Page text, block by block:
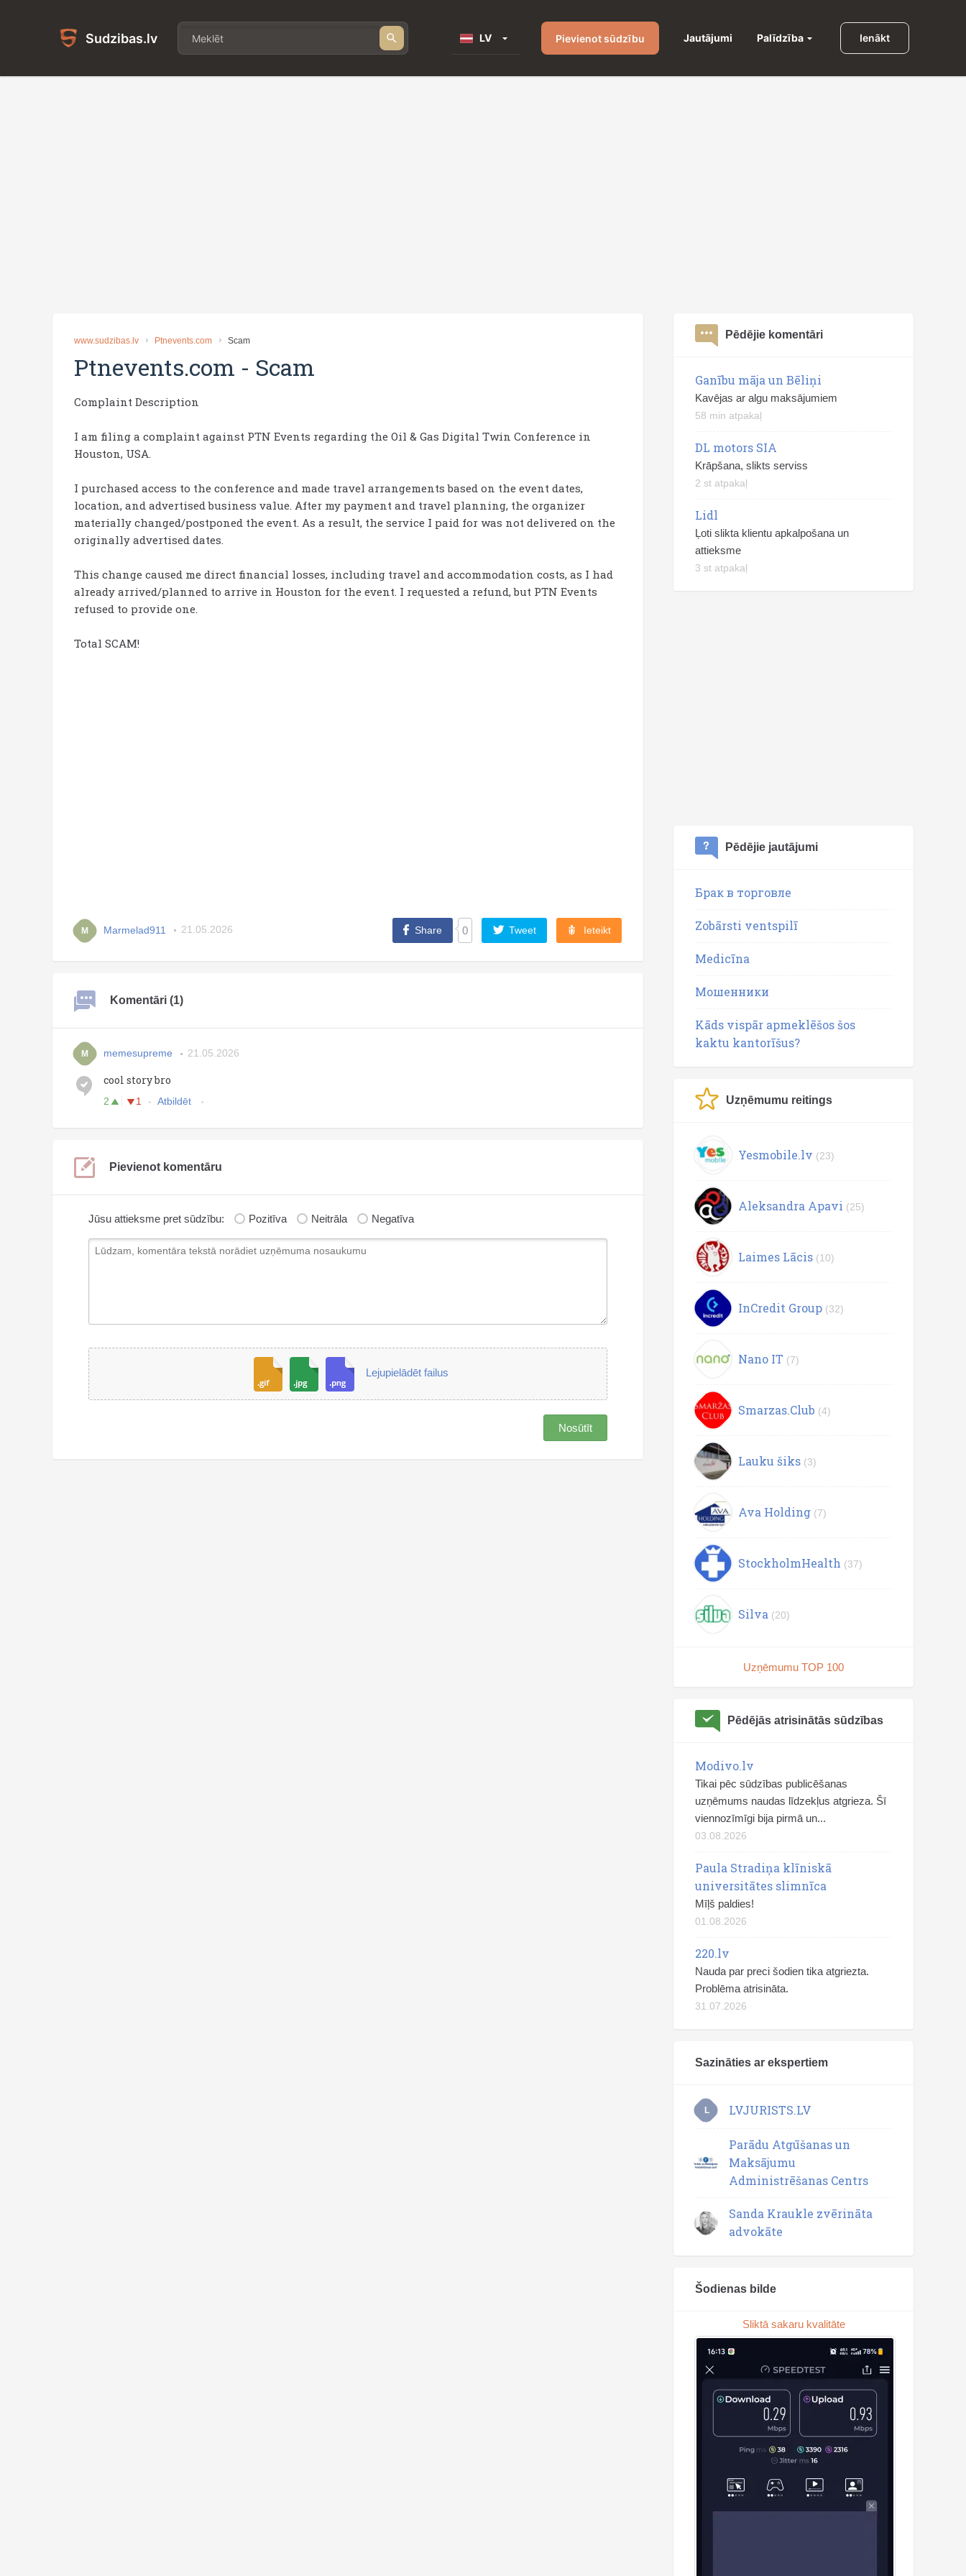
Sudzibas.lv LV Pievienot sūdzību Jautājumi Palīdzība Ienākt
www.sudzibas.lv Ptnevents.com Scam
Ptnevents.com - Scam
Complaint Description
I am filing a complaint against PTN Events regarding the Oil & Gas Digital Twin Conference in
Houston, USA.
I purchased access to the conference and made travel arrangements based on the event dates,
location, and advertised business value. After my payment and travel planning, the organizer
materially changed/postponed the event. As a result, the service I paid for was not delivered on the
originally advertised dates.
This change caused me direct financial losses, including travel and accommodation costs, as I had
already arrived/planned to arrive in Houston for the event. I requested a refund, but PTN Events
refused to provide one.
Total SCAM!
M Marmelad911 21.05.2026 Share 0 Tweet Ieteikt
Komentāri (1)
M memesupreme 21.05.2026
cool story bro
2 1 Atbildēt
Pievienot komentāru
Jūsu attieksme pret sūdzību: Pozitīva Neitrāla Negatīva
Lejupielādēt failus
Nosūtīt
Pēdējie komentāri
Ganību māja un Bēliņi
Kavējas ar algu maksājumiem
58 min atpakaļ
DL motors SIA
Krāpšana, slikts serviss
2 st atpakaļ
Lidl
Ļoti slikta klientu apkalpošana un
attieksme
3 st atpakaļ
Pēdējie jautājumi
Брак в торговле
Zobārsti ventspilī
Medicīna
Мошенники
Kāds vispār apmeklēšos šos
kaktu kantorīšus?
Uzņēmumu reitings
Yesmobile.lv (23)
Aleksandra Apavi (25)
Laimes Lācis (10)
InCredit Group (32)
Nano IT (7)
Smarzas.Club (4)
Lauku šiks (3)
Ava Holding (7)
StockholmHealth (37)
Silva (20)
Uzņēmumu TOP 100
Pēdējās atrisinātās sūdzības
Modivo.lv
Tikai pēc sūdzības publicēšanas
uzņēmums naudas līdzekļus atgrieza. Šī
viennozīmīgi bija pirmā un...
03.08.2026
Paula Stradiņa klīniskā
universitātes slimnīca
Mīļš paldies!
01.08.2026
220.lv
Nauda par preci šodien tika atgriezta.
Problēma atrisināta.
31.07.2026
Sazināties ar ekspertiem
L LVJURISTS.LV
Parādu Atgūšanas un
Maksājumu
Administrēšanas Centrs
Sanda Kraukle zvērināta
advokāte
Šodienas bilde
Sliktā sakaru kvalitāte